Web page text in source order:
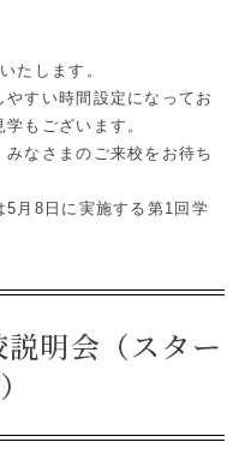
たします。
すい時間設定になってお
もございます。
なさまのご来校をお待ち
月8日に実施する第1回学
説明会（スター